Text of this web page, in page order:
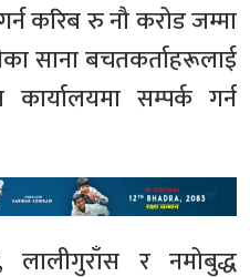
करिब रु नौ करोड जम्मा
साना बचतकर्ताहरूलाई
सम्पर्क गर्न
र नमोबुद्ध